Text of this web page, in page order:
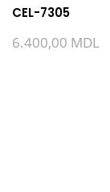
CEL-7305
6.400,00 MDL